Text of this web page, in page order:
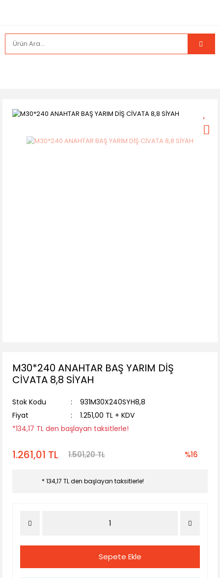
M30*240 ANAHTAR BAŞ YARIM DİŞ
CİVATA 8,8 SİYAH
Stok Kodu
931M30X240SYH8,8
Fiyat
1.251,00 TL + KDV
*134,17 TL den başlayan taksitlerle!
1.261,01 TL 1.501,20 TL %16
* 134,17 TL den başlayan taksitlerle!
Sepete Ekle